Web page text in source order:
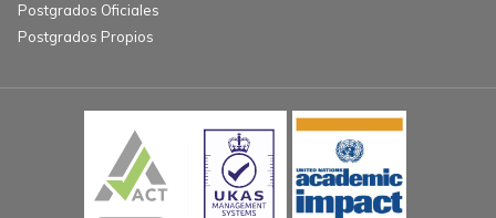
Postgrados Oficiales
Postgrados Propios